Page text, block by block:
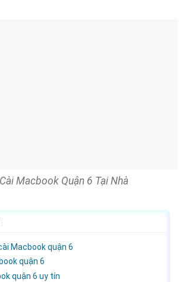
Macbook Quận 6 Tại Nhà
Macbook quận 6
quận 6
quận 6 uy tín